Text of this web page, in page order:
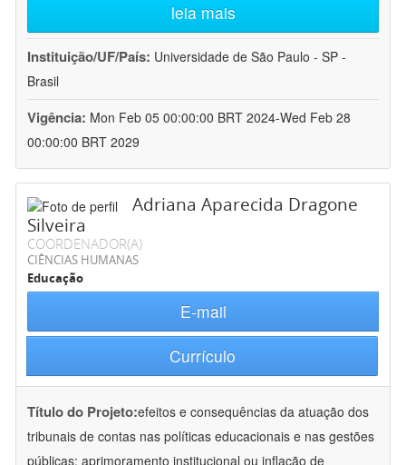
leia mais
Instituição/UF/País: Universidade de São Paulo - SP -
Brasil
Vigência: Mon Feb 05 00:00:00 BRT 2024-Wed Feb 28
00:00:00 BRT 2029
Adriana Aparecida Dragone
Silveira
COORDENADOR(A)
CIÊNCIAS HUMANAS
Educação
E-mail
Currículo
Título do Projeto:efeitos e consequências da atuação dos
tribunais de contas nas políticas educacionais e nas gestões
públicas: aprimoramento institucional ou inflação de